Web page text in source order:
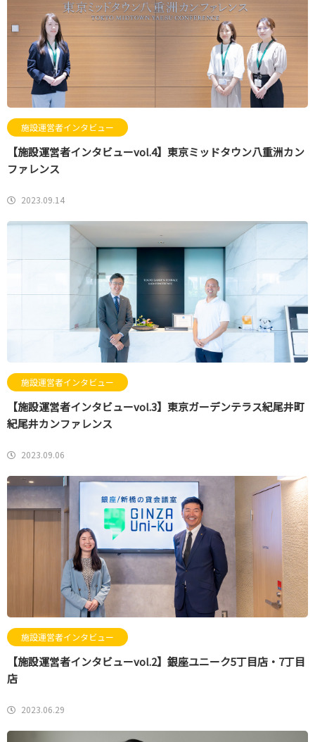
施設運営者インタビュー
【施設運営者インタビューvol.4】東京ミッドタウン八重洲カン
ファレンス
2023.09.14
施設運営者インタビュー
【施設運営者インタビューvol.3】東京ガーデンテラス紀尾井町
紀尾井カンファレンス
2023.09.06
施設運営者インタビュー
【施設運営者インタビューvol.2】銀座ユニーク5丁目店・7丁目
店
2023.06.29